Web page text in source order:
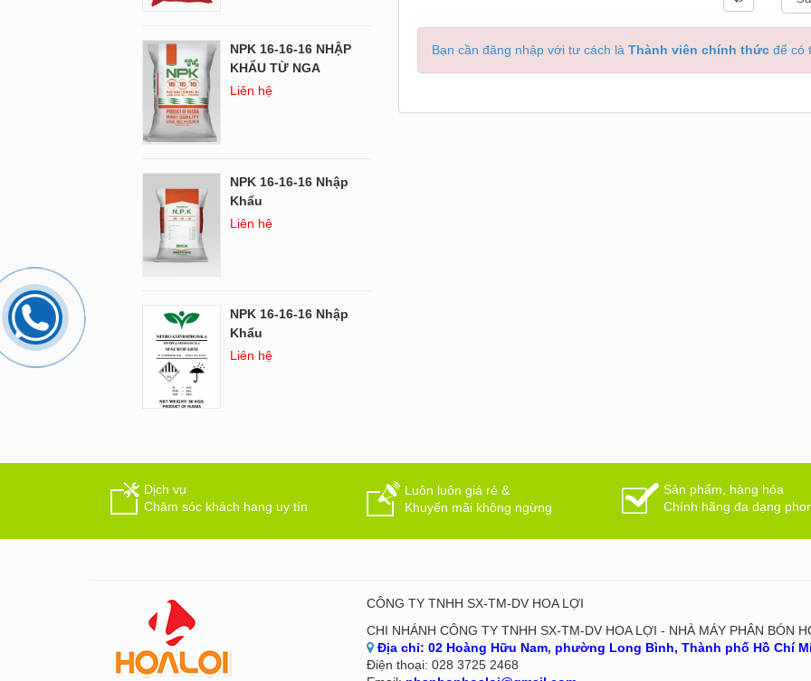
Bạn cần đăng nhập với tư cách là Thành viên chính thứcđể có
NPK 16-16-16 NHẬP
KHẨU TỪ NGA
Liên hệ
NPK 16-16-16 Nhập
Khẩu
Liên hệ
NPK 16-16-16 Nhập
Khẩu
Liên hệ
Dịch vụ
Chăm sóc khách hang uy tín
Luôn luôn giá rẻ &
Khuyến mãi không ngừng
Sản phẩm, hàng hóa
Chính hãng đa dạng
CÔNG TY TNHH SX-TM-DV HOA LỢI
CHI NHÁNH CÔNG TY TNHH SX-TM-DV HOA LỢI - NHÀ MÁY PHÂN BÓN
Địa chỉ: 02 Hoàng Hữu Nam, phường Long Bình, Thành phố Hồ Chí
Điện thoại: 028 3725 2468